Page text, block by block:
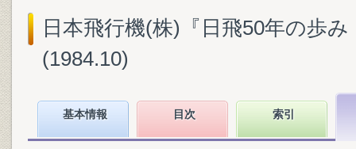
日本飛行機(株)『日飛50年の歩
(1984.10)
基本情報 目次 索引